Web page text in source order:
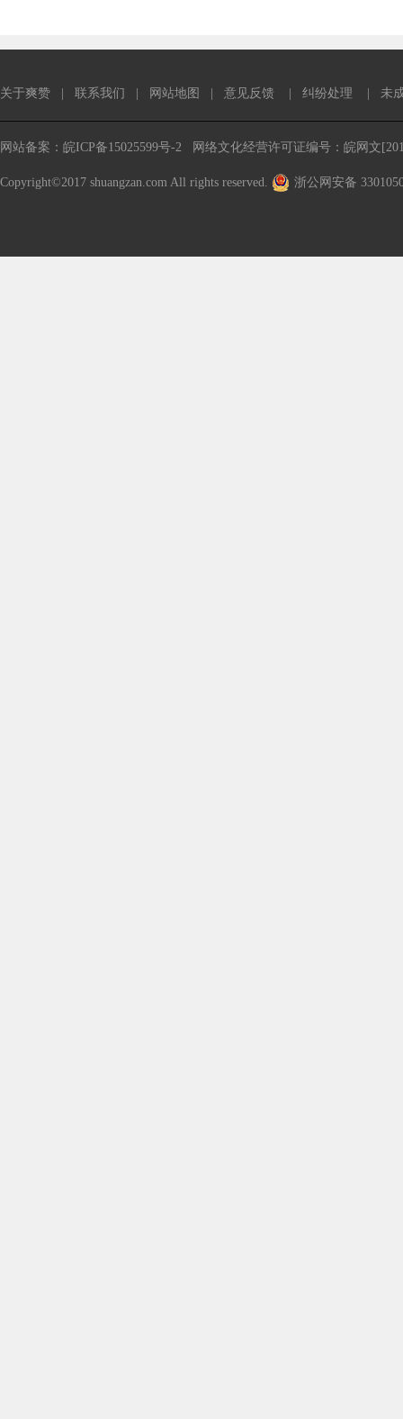
关于爽赞 联系我们 网站地图 意见反馈 纠纷处理 未
网站备案：皖ICP备15025599号-2 网络文化经营许可证编号：皖网文
Copyright©2017 shuangzan.com All rights reserved. 浙公网安备